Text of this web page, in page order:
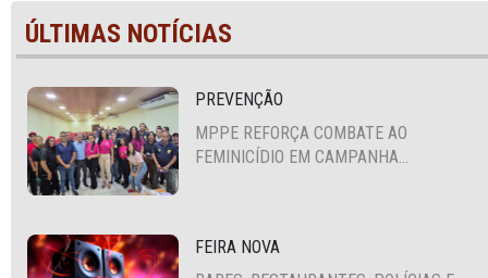
ÚLTIMAS NOTÍCIAS
PREVENÇÃO
MPPE REFORÇA COMBATE AO
FEMINICÍDIO EM CAMPANHA
FEIRA NOVA